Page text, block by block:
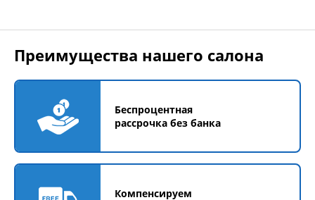
Преимущества нашего салона
Беспроцентная
рассрочка без банка
Компенсируем